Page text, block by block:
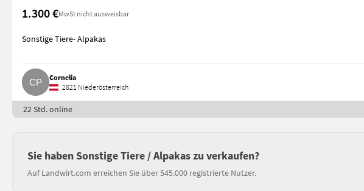
1.300 €MwSt nicht ausweisbar
Sonstige Tiere- Alpakas
Cornelia
2821 Niederösterreich
22 Std. online
Sie haben Sonstige Tiere / Alpakas zu verkaufen?
Auf Landwirt.com erreichen Sie über 545.000 registrierte Nutzer.